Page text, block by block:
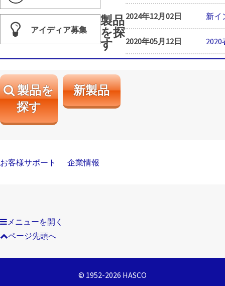
2024年12月02日 新イ
2020年05月12日
アイディア募集
製品
を探
す
製品を
探す
新製品
お客様サポート 企業情報
メニューを開く
ページ先頭へ
© 1952-2026 HASCO